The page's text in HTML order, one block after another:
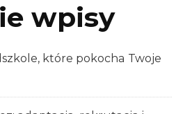
wpisy
które pokocha Twoje